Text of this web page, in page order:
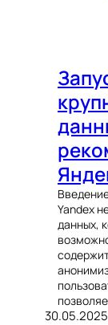
Yandex
данных,
30.05.2025